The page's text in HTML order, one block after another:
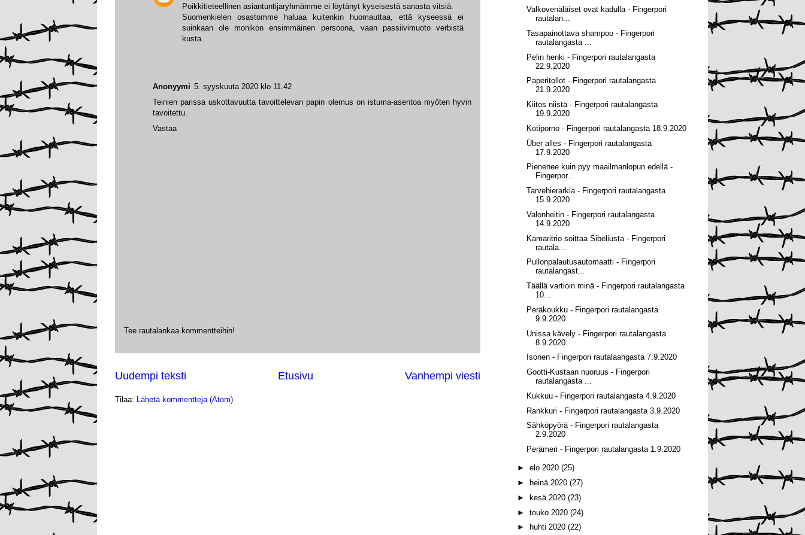
Anonyymi 5. syyskuuta 2020 klo 11.42
Teinien parissa uskottavuutta tavoittelevan papin olemus on istuma-asentoa myöten hyvin
tavoitettu.
Vastaa
Poikkitieteellinen asiantuntijaryhmämme ei löytänyt kyseisestä sanasta vitsiä.
Suomenkielen osastomme haluaa kuitenkin huomauttaa, että kyseessä ei
suinkaan ole monikon ensimmäinen persoona, vaan passiivimuoto verbistä
kusta.
Tee rautalankaa kommentteihin!
Uudempi teksti Vanhempi viesti
Etusivu
Tilaa: Lähetä kommentteja (Atom)
Valkovenäläiset ovat kadulla - Fingerpori
rautalan...
Tasapainottava shampoo - Fingerpori
rautalangasta ...
Pelin henki - Fingerpori rautalangasta
22.9.2020
Paperitollot - Fingerpori rautalangasta
21.9.2020
Kiitos niistä - Fingerpori rautalangasta
19.9.2020
Kotiporno - Fingerpori rautalangasta 18.9.2020
Über alles - Fingerpori rautalangasta
17.9.2020
Pienenee kuin pyy maailmanlopun edellä -
Fingerpor...
Tarvehierarkia - Fingerpori rautalangasta
15.9.2020
Valonheitin - Fingerpori rautalangasta
14.9.2020
Kamaritrio soittaa Sibeliusta - Fingerpori
rautala...
Pullonpalautusautomaatti - Fingerpori
rautalangast...
Täällä vartioin minä - Fingerpori rautalangasta
10...
Peräkoukku - Fingerpori rautalangasta
9.9.2020
Unissa kävely - Fingerpori rautalangasta
8.9.2020
Isonen - Fingerpori rautalaangasta 7.9.2020
Gootti-Kustaan nuoruus - Fingerpori
rautalangasta ...
Kukkuu - Fingerpori rautalangasta 4.9.2020
Rankkuri - Fingerpori rautalangasta 3.9.2020
Sähköpyörä - Fingerpori rautalangasta
2.9.2020
Perämeri - Fingerpori rautalangasta 1.9.2020
► elo 2020 (25)
►
heinä 2020 (27)
►
kesä 2020 (23)
► touko 2020 (24)
►
huhti 2020 (22)